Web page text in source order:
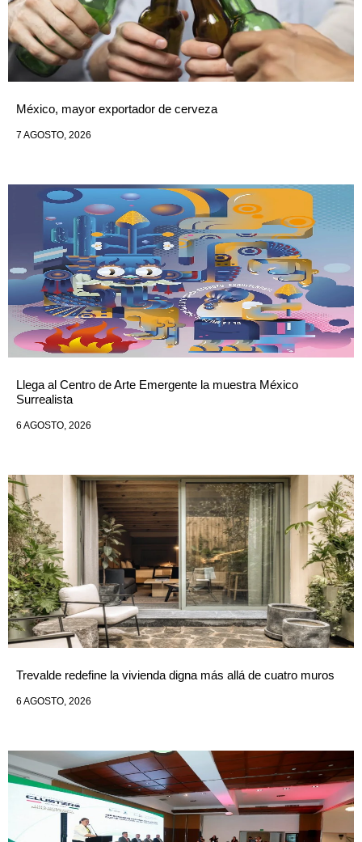
México, mayor exportador de cerveza
7 AGOSTO, 2026
Llega al Centro de Arte Emergente la muestra México
Surrealista
6 AGOSTO, 2026
Trevalde redefine la vivienda digna más allá de cuatro muros
6 AGOSTO, 2026